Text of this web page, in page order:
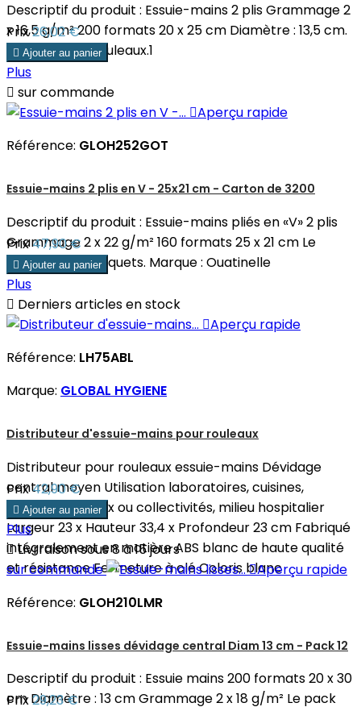
Descriptif du produit : Essuie-mains 2 plis Grammage 2
x 16,5 g/m² 200 formats 20 x 25 cm Diamètre : 13,5 cm.
Le pack de 12 rouleaux.1
Prix26,02 €
 Ajouter au panier
Plus
 sur commande
Aperçu rapide
Référence: GLOH252GOT
Essuie-mains 2 plis en V - 25x21 cm - Carton de 3200
Descriptif du produit : Essuie-mains pliés en «V» 2 plis
Grammage 2 x 22 g/m² 160 formats 25 x 21 cm Le
carton de 20 paquets. Marque : Ouatinelle
Prix47,90 €
 Ajouter au panier
Plus
 Derniers articles en stock
Aperçu rapide
Référence: LH75ABL
Marque: GLOBAL HYGIENE
Distributeur d'essuie-mains pour rouleaux
Distributeur pour rouleaux essuie-mains Dévidage
central moyen Utilisation laboratoires, cuisines,
toilettes bureaux ou collectivités, milieu hospitalier
Largeur 23 x Hauteur 33,4 x Profondeur 23 cm Fabriqué
intégralement en matière ABS blanc de haute qualité
et résistance Fermeture à clé Coloris blanc
Prix42,90 €
 Ajouter au panier
Plus
Livrraison sous 8 à 15 jours
sur commande
Aperçu rapide
Référence: GLOH210LMR
Essuie-mains lisses dévidage central Diam 13 cm - Pack 12
Descriptif du produit : Essuie mains 200 formats 20 x 30
cm Diamètre : 13 cm Grammage 2 x 18 g/m² Le pack
Prix29,23 €